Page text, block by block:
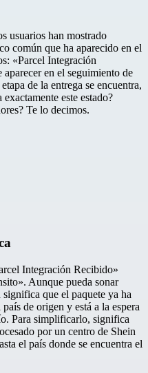
usuarios han mostrado
común que ha aparecido en el
«Parcel Integración
en el seguimiento de
de la entrega se encuentra,
este estado?
Te lo decimos.
Integración Recibido»
Aunque pueda sonar
significa que el paquete ya ha
de origen y está a la espera
Para simplificarlo, significa
por un centro de Shein
el país donde se encuentra el